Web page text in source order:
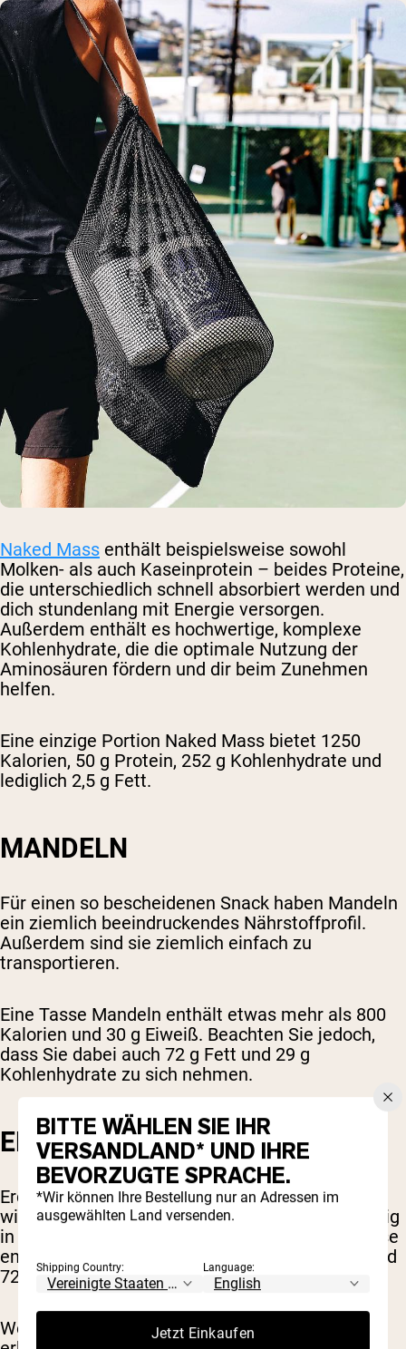
Naked Mass enthält beispielsweise sowohl
Molken- als auch Kaseinprotein – beides Proteine,
die unterschiedlich schnell absorbiert werden und
dich stundenlang mit Energie versorgen.
Außerdem enthält es hochwertige, komplexe
Kohlenhydrate, die die optimale Nutzung der
Aminosäuren fördern und dir beim Zunehmen
helfen.
Eine einzige Portion Naked Mass bietet 1250
Kalorien, 50 g Protein, 252 g Kohlenhydrate und
lediglich 2,5 g Fett.
MANDELN
Für einen so bescheidenen Snack haben Mandeln
ein ziemlich beeindruckendes Nährstoffprofil.
Außerdem sind sie ziemlich einfach zu
transportieren.
Eine Tasse Mandeln enthält etwas mehr als 800
Kalorien und 30 g Eiweiß. Beachten Sie jedoch,
dass Sie dabei auch 72 g Fett und 29 g
Kohlenhydrate zu sich nehmen.
ERDNÜSSE
Erdnüsse haben einen ähnlichen Kaloriengehalt
wie Mandeln, unterscheiden sich aber geringfügig
in ihrem Nährstoffprofil. Dieselbe Tasse Erdnüsse
enthält etwa 35 g Eiweiß, 31 g Kohlenhydrate und
72 g Fett.
Wenn Sie Erdnüsse statt Mandeln verwenden,
BITTE WÄHLEN SIE IHR
VERSANDLAND* UND IHRE
BEVORZUGTE SPRACHE.
*Wir können Ihre Bestellung nur an Adressen im
ausgewählten Land versenden.
Shipping Country: Language:
Jetzt Einkaufen